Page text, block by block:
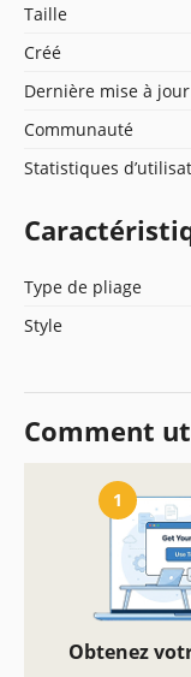
Taille
Créé
Dernière mise à jour
Communauté
Statistiques
Type de pliage
Style
Comment
1
Obtenez